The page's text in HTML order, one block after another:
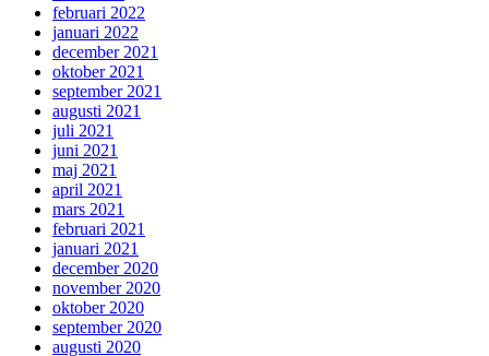
februari 2022
januari 2022
december 2021
oktober 2021
september 2021
augusti 2021
juli 2021
juni 2021
maj 2021
april 2021
mars 2021
februari 2021
januari 2021
december 2020
november 2020
oktober 2020
september 2020
augusti 2020